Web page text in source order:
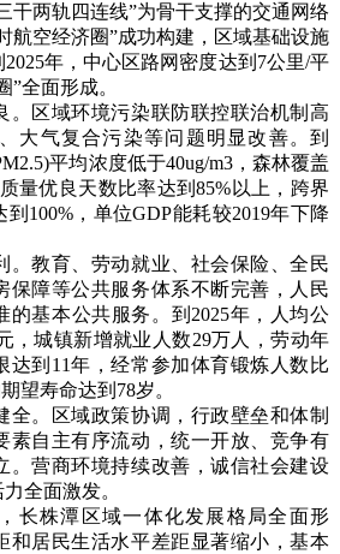
干两轨四连线”为骨干支撑的交通网络
航空经济圈”成功构建，区域基础设施
年，中心区路网密度达到7公里/平
”全面形成。
。区域环境污染联防联控联治机制高
大气复合污染等问题明显改善。到
平均浓度低于40ug/m3，森林覆盖
量优良天数比率达到85%以上，跨界
100%，单位GDP能耗较2019年下降
。教育、劳动就业、社会保险、全民
保障等公共服务体系不断完善，人民
的基本公共服务。到2025年，人均公
，城镇新增就业人数29万人，劳动年
达到11年，经常参加体育锻炼人数比
望寿命达到78岁。
全。区域政策协调，行政壁垒和体制
素自主有序流动，统一开放、竞争有
。营商环境持续改善，诚信社会建设
全面激发。
长株潭区域一体化发展格局全面形
和居民生活水平差距显著缩小，基本